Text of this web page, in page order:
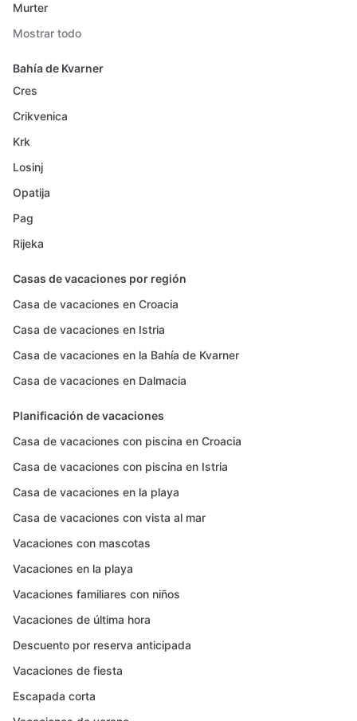
Murter
Mostrar todo
Bahía de Kvarner
Cres
Crikvenica
Krk
Losinj
Opatija
Pag
Rijeka
Casas de vacaciones por región
Casa de vacaciones en Croacia
Casa de vacaciones en Istria
Casa de vacaciones en la Bahía de Kvarner
Casa de vacaciones en Dalmacia
Planificación de vacaciones
Casa de vacaciones con piscina en Croacia
Casa de vacaciones con piscina en Istria
Casa de vacaciones en la playa
Casa de vacaciones con vista al mar
Vacaciones con mascotas
Vacaciones en la playa
Vacaciones familiares con niños
Vacaciones de última hora
Descuento por reserva anticipada
Vacaciones de fiesta
Escapada corta